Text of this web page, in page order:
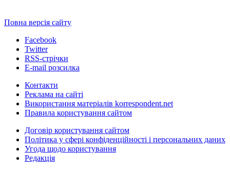
Повна версія сайту
Facebook
Twitter
RSS-стрічки
E-mail розсилка
Контакти
Реклама на сайті
Використання матеріалів korrespondent.net
Правила користування сайтом
Договір користування сайтом
Політика у сфері конфіденційності і персональних даних
Угода щодо користування
Редакція